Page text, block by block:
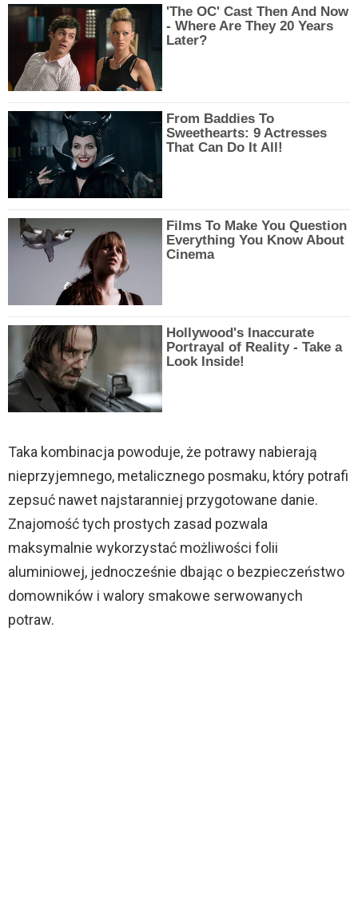
'The OC' Cast Then And Now
- Where Are They 20 Years
Later?
From Baddies To
Sweethearts: 9 Actresses
That Can Do It All!
Films To Make You Question
Everything You Know About
Cinema
Hollywood's Inaccurate
Portrayal of Reality - Take a
Look Inside!
Taka kombinacja powoduje, że potrawy nabierają
nieprzyjemnego, metalicznego posmaku, który potrafi
zepsuć nawet najstaranniej przygotowane danie.
Znajomość tych prostych zasad pozwala
maksymalnie wykorzystać możliwości folii
aluminiowej, jednocześnie dbając o bezpieczeństwo
domowników i walory smakowe serwowanych
potraw.